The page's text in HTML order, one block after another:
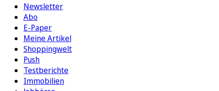
Newsletter
Abo
E-Paper
Meine Artikel
Shoppingwelt
Push
Testberichte
Immobilien